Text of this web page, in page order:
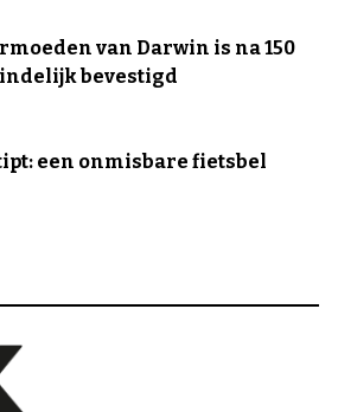
van Darwin is na 150
bevestigd
een onmisbare fietsbel